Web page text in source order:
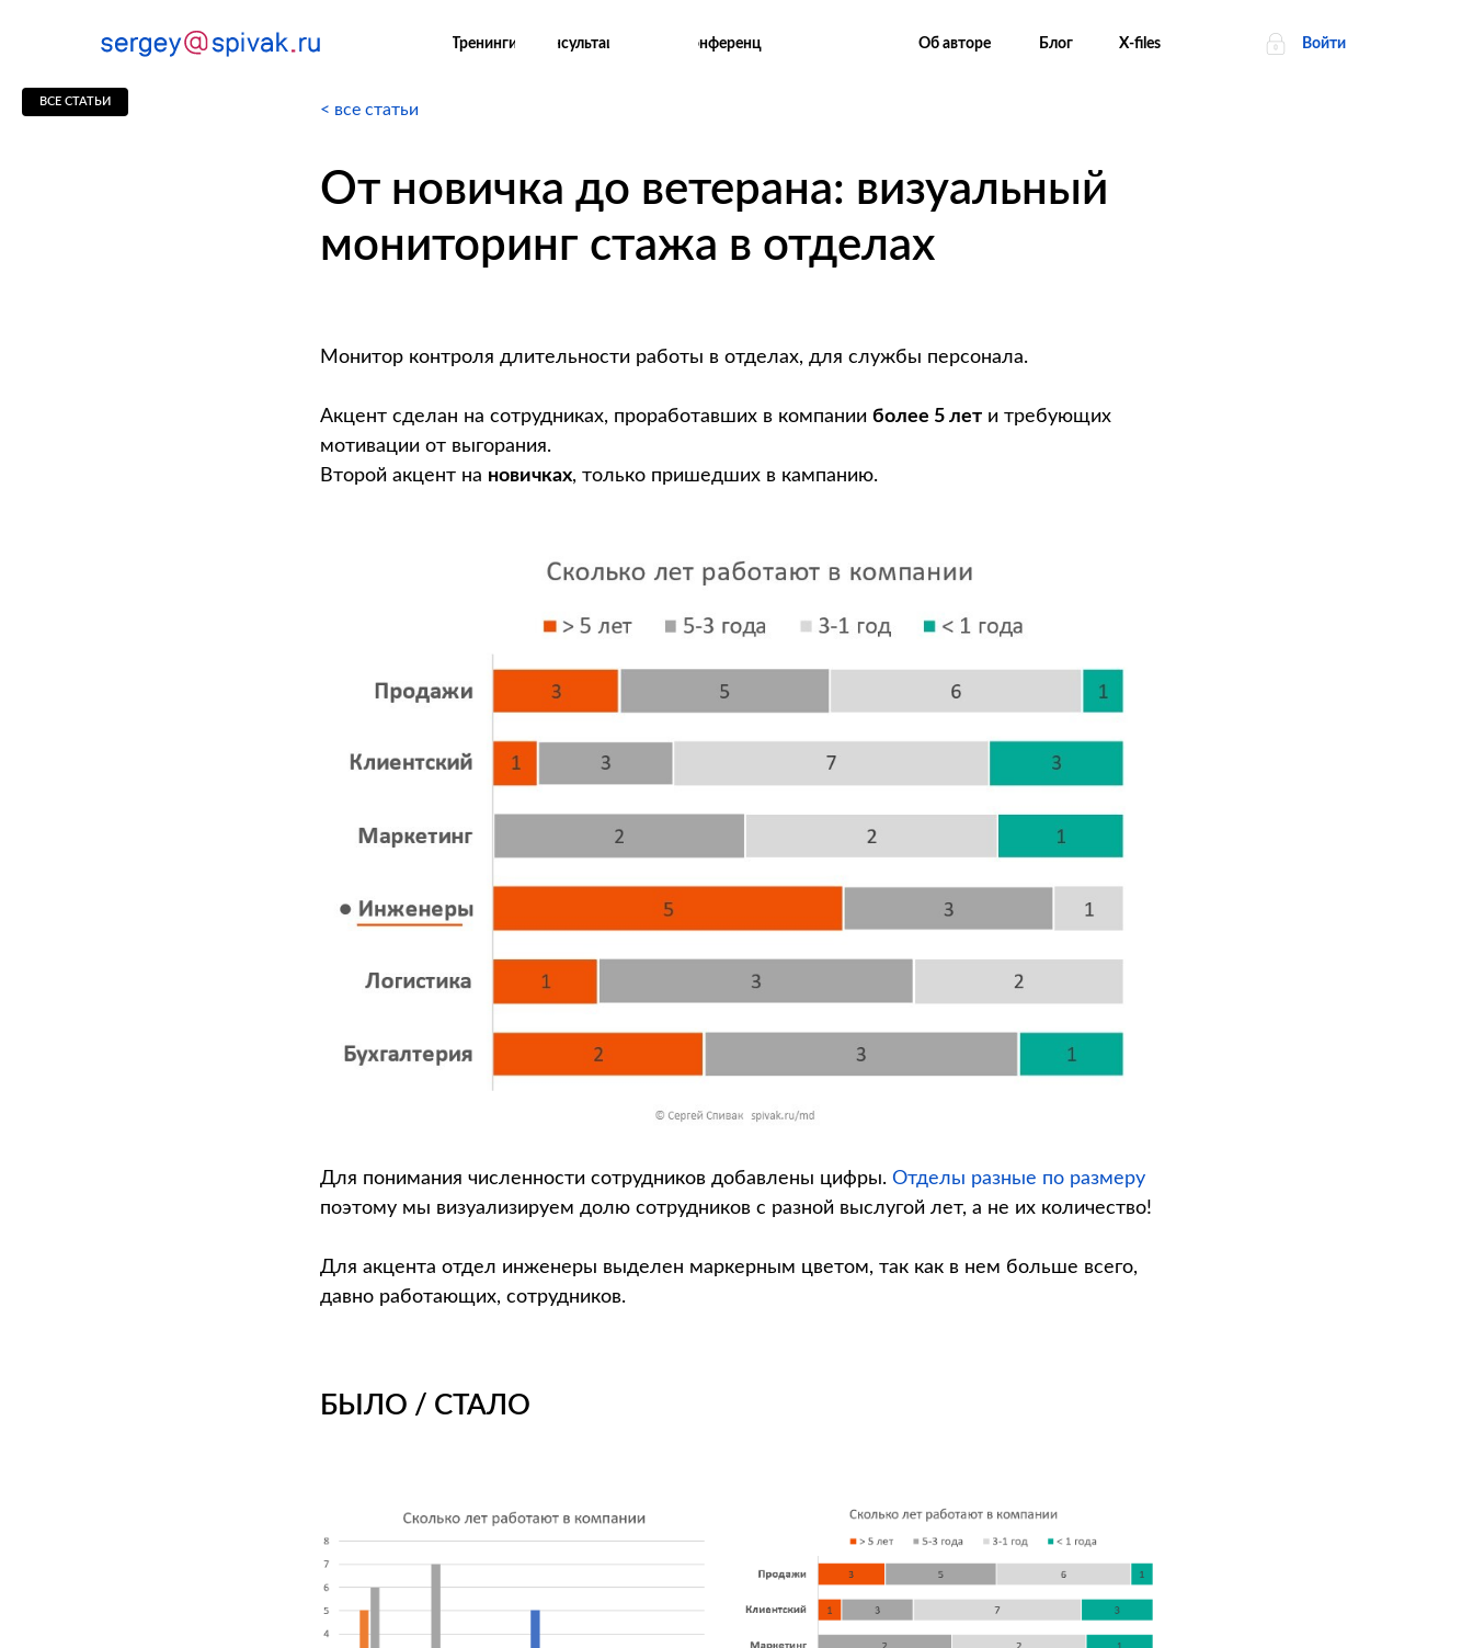
Тренинги Консультации Конференции Об авторе Блог Х-files Войти
< все статьи
От новичка до ветерана: визуальный
мониторинг стажа в отделах
Монитор контроля длительности работы в отделах, для службы персонала.
Акцент сделан на сотрудниках, проработавших в компании более 5 лет и требующих
мотивации от выгорания.
Второй акцент на новичках, только пришедших в кампанию.
Для понимания численности сотрудников добавлены цифры. Отделы разные по размеру
поэтому мы визуализируем долю сотрудников с разной выслугой лет, а не их количество!
Для акцента отдел инженеры выделен маркерным цветом, так как в нем больше всего,
давно работающих, сотрудников.
БЫЛО / СТАЛО
ВСЕ СТАТЬИ